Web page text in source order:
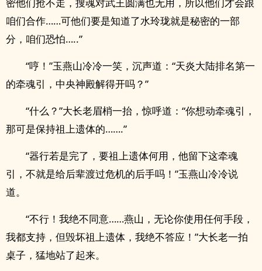
咱们合作……可他们要是知道了水玲珑就是秘密的一部
分，咱们恐怕…..”
“哼！”玉燕山冷冷一笑，沉声道：“天炎大陆排名第一
的牵魂引，中央神殿解得开吗？”
“什么？”大长老眉梢一抬，惊呼道：“你想动牵魂引，
那可是保持祖上遗体的…….”
“器行若是完了，要祖上遗体何用，他留下这牵魂
引，不就是给后辈渡过危机的后手吗！”玉燕山冷冷说
道。
“不行！我绝不同意……燕山，无论你使用任何手段，
我都支持，但毁坏祖上遗体，我绝不答应！”大长老一拍
桌子，猛地站了起来。